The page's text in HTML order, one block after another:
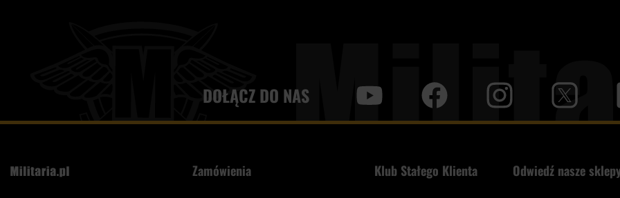
DOŁĄCZ DO NAS
Zamówienia Klub Stałego Klienta Odwiedź nasze